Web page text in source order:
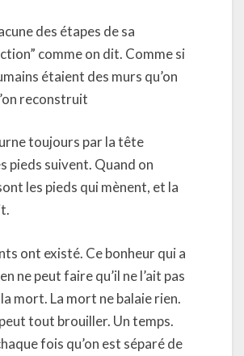
des étapes de sa
comme on dit. Comme si
étaient des murs qu’on
reconstruit
toujours par la tête
pieds suivent. Quand on
les pieds qui mènent, et la
ont existé. Ce bonheur qui a
ne peut faire qu’il ne l’ait pas
mort. La mort ne balaie rien.
tout brouiller. Un temps.
fois qu’on est séparé de